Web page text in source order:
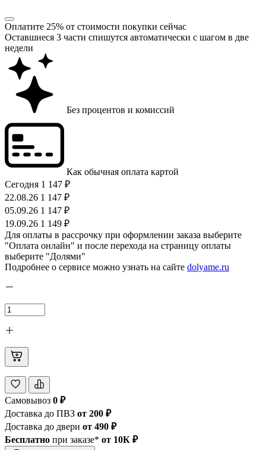
Оплатите 25% от стоимости покупки сейчас
Оставшиеся 3 части спишутся автоматически с шагом в две
недели
Без процентов и комиссий
Как обычная оплата картой
Сегодня 1 147 ₽
22.08.26 1 147 ₽
05.09.26 1 147 ₽
19.09.26 1 149 ₽
Для оплаты в рассрочку при оформлении заказа выберите
"Оплата онлайн" и после перехода на страницу оплаты
выберите "Долями"
Подробнее о сервисе можно узнать на сайте dolyame.ru
Самовывоз 0 ₽
Доставка до ПВЗ от 200 ₽
Доставка до двери от 490 ₽
Бесплатно при заказе* от 10К ₽